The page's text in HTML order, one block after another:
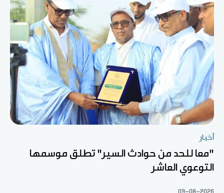
أخبار
"معا للحد من حوادث السير" تطلق موسمها
التوعوي العاشر
09-08-2026